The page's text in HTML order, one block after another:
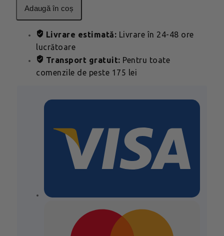
adaugă în coș
Livrare estimată: Livrare în 24-48 ore
lucrătoare
Transport gratuit: Pentru toate
comenzile de peste 175 lei